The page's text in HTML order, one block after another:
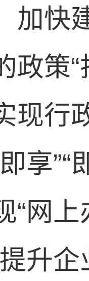
加快
政策“
现行
享
“网上
升